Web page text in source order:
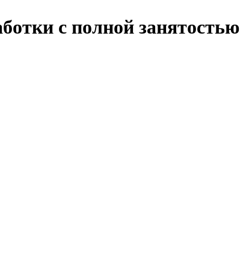
с полной занятостью